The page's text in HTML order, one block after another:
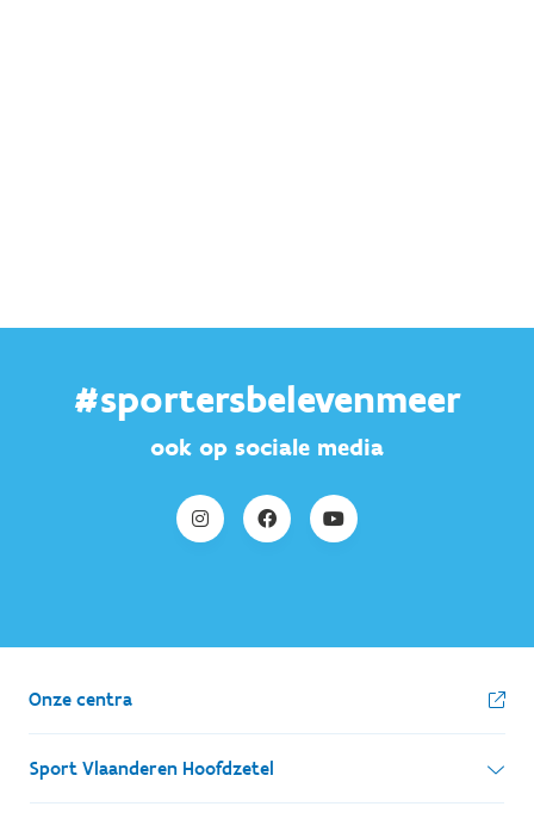
#sportersbelevenmeer
ook op sociale media
Onze centra
Sport Vlaanderen Hoofdzetel